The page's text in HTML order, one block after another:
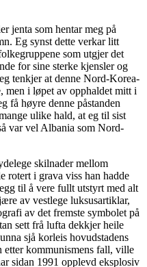
jenta som hentar meg på
Eg synst dette verkar litt
som utgjer det
for sine sterke kjensler og
tenkjer at denne Nord-Korea-
men i løpet av opphaldet mitt i
få høyre denne påstanden
ulike hald, at eg til sist
var vel Albania som Nord-
skilnader mellom
i grava viss han hadde
til å vere fullt utstyrt med alt
av vestlege luksusartiklar,
av det fremste symbolet på
sett frå lufta dekkjer heile
sjå korleis hovudstadens
kommunismens fall, ville
sidan 1991 opplevd eksplosiv